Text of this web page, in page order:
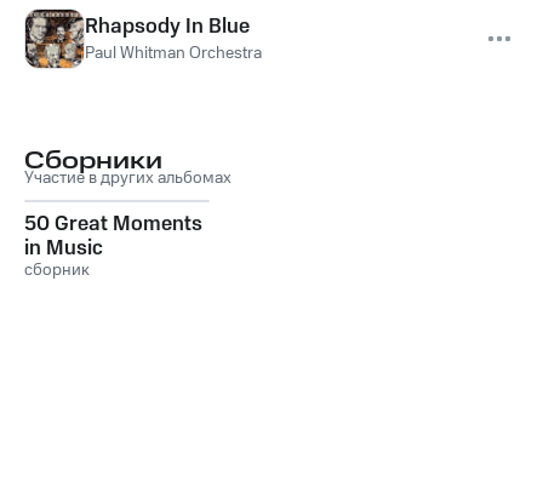
Rhapsody In Blue
Paul Whitman Orchestra
Сборники
Участие в других альбомах
50 Great Moments
in Music
сборник